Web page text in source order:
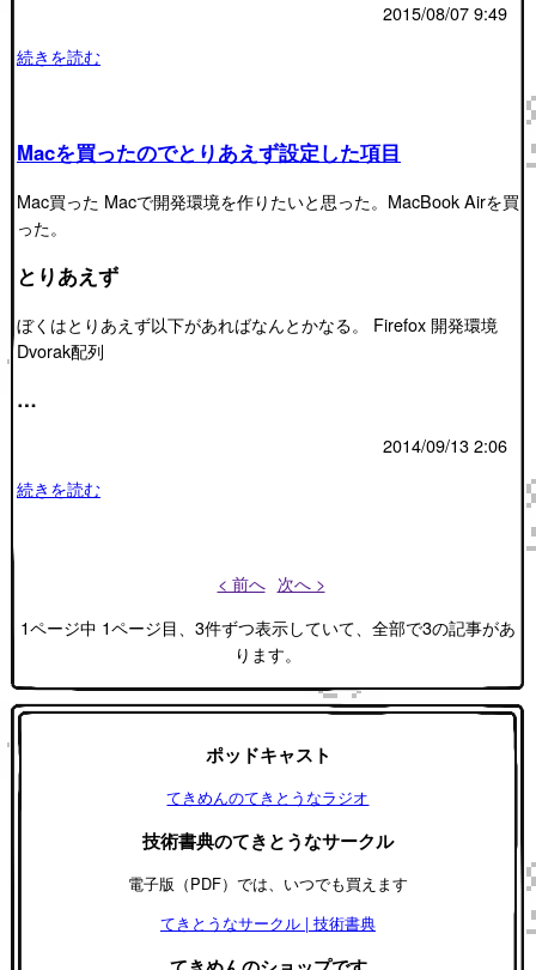
2015/08/07 9:49
続きを読む
Macを買ったのでとりあえず設定した項目
Mac買った Macで開発環境を作りたいと思った。MacBook Airを買
った。
とりあえず
ぼくはとりあえず以下があればなんとかなる。 Firefox 開発環境
Dvorak配列
…
2014/09/13 2:06
続きを読む
< 前へ 次へ >
1ページ中 1ページ目、3件ずつ表示していて、全部で3の記事があ
ります。
ポッドキャスト
てきめんのてきとうなラジオ
技術書典のてきとうなサークル
電子版（PDF）では、いつでも買えます
てきとうなサークル | 技術書典